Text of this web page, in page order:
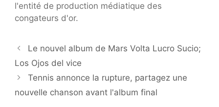
l'entité de production médiatique des
congateurs d'or.
Le nouvel album de Mars Volta Lucro Sucio;
Los Ojos del vice
Tennis annonce la rupture, partagez une
nouvelle chanson avant l'album final